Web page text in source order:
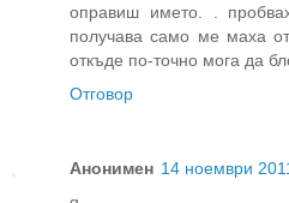
оправиш името. .
получава само ме маха
откъде по-точно мога да
Отговор
Анонимен 14 ноември